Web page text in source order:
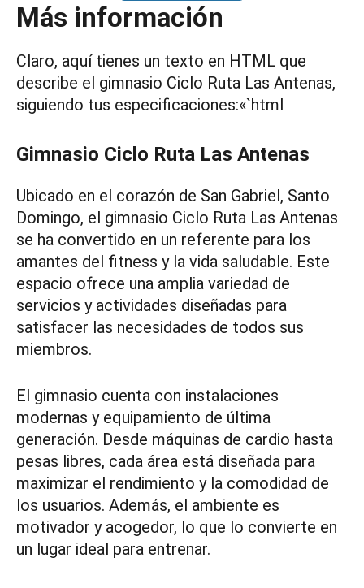
Más información
Claro, aquí tienes un texto en HTML que
describe el gimnasio Ciclo Ruta Las Antenas,
siguiendo tus especificaciones:«`html
Gimnasio Ciclo Ruta Las Antenas
Ubicado en el corazón de San Gabriel, Santo
Domingo, el gimnasio Ciclo Ruta Las Antenas
se ha convertido en un referente para los
amantes del fitness y la vida saludable. Este
espacio ofrece una amplia variedad de
servicios y actividades diseñadas para
satisfacer las necesidades de todos sus
miembros.
El gimnasio cuenta con instalaciones
modernas y equipamiento de última
generación. Desde máquinas de cardio hasta
pesas libres, cada área está diseñada para
maximizar el rendimiento y la comodidad de
los usuarios. Además, el ambiente es
motivador y acogedor, lo que lo convierte en
un lugar ideal para entrenar.